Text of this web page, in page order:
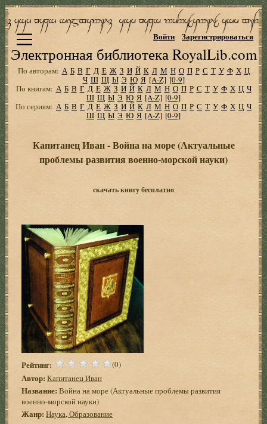
Электронная библиотека RoyalLib.com
Войти Зарегистрироваться
По авторам: А Б В Г Д Е Ж З И Й К Л М Н О П Р С Т У Ф Х Ц
Ч Ш Щ Ы Э Ю Я [A-Z] [0-9]
По книгам: А Б В Г Д Е Ж З И Й К Л М Н О П Р С Т У Ф Х Ц Ч
Ш Щ Ы Э Ю Я [A-Z] [0-9]
По сериям: А Б В Г Д Е Ж З И Й К Л М Н О П Р С Т У Ф Х Ц Ч
Ш Щ Ы Э Ю Я [A-Z] [0-9]
Капитанец Иван - Война на море (Актуальные
проблемы развития военно-морской науки)
скачать книгу бесплатно
Рейтинг: (0)
Автор: Капитанец Иван
Название: Война на море (Актуальные проблемы развития
военно-морской науки)
Жанр: Наука, Образование